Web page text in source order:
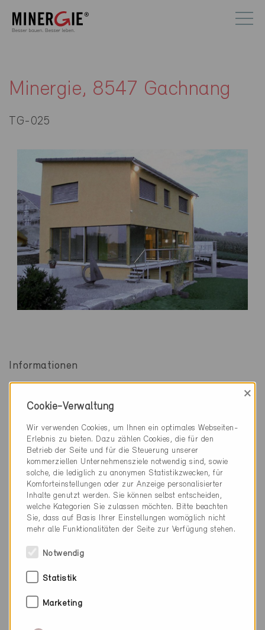
Minergie, 8547 Gachnang
TG-025
Informationen
Zertifikatsnummer TG-025
Gebäudeeigenschaften EFH, Neubau, 202 m2
Baustandard
Minergie
Definitiv 26.3.2000
Technische Informationen
Cookie-Verwaltung
×
Wir verwenden Cookies, um Ihnen ein optimales Webseiten-
Erlebnis zu bieten. Dazu zählen Cookies, die für den
Betrieb der Seite und für die Steuerung unserer
kommerziellen Unternehmensziele notwendig sind, sowie
solche, die lediglich zu anonymen Statistikzwecken, für
Komforteinstellungen oder zur Anzeige personalisierter
Inhalte genutzt werden. Sie können selbst entscheiden,
welche Kategorien Sie zulassen möchten. Bitte beachten
Sie, dass auf Basis Ihrer Einstellungen womöglich nicht
mehr alle Funktionalitäten der Seite zur Verfügung stehen.
Notwendig
Statistik
Marketing